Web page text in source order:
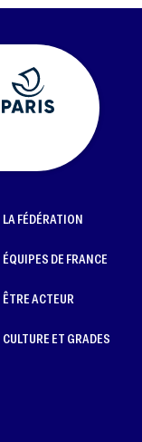
LA FÉDÉRATION
ÉQUIPES DE FRANCE
ÊTRE ACTEUR
CULTURE ET GRADES